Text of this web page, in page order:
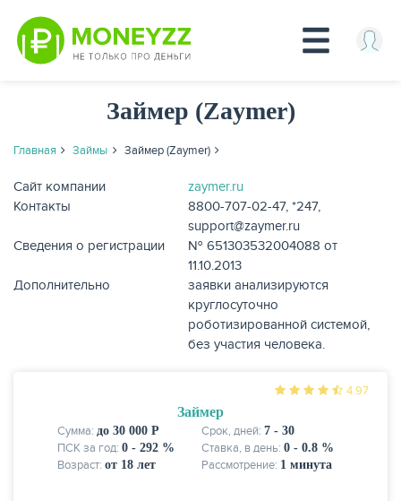
содержанию
КРЕДИТЫ
КАРТЫ
Займер (Zaymer)
Главная Займы Займер (Zaymer)
Сайт компании
zaymer.ru
Контакты
8800-707-02-47, *247,
support@zaymer.ru
Сведения о регистрации
№ 651303532004088 от
11.10.2013
Дополнительно
заявки анализируются
круглосуточно
роботизированной системой,
без участия человека.
4.97
Займер
Сумма: до 30 000 Р Срок, дней: 7 - 30
ПСК за год: 0 - 292 % Ставка, в день: 0 - 0.8 %
Возраст: от 18 лет Рассмотрение: 1 минута